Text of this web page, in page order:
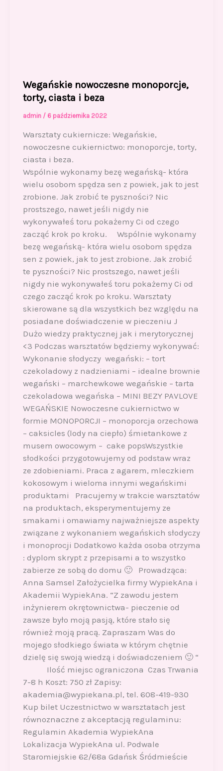
Wegańskie nowoczesne monoporcje,
torty, ciasta i beza
admin / 6 października 2022
Warsztaty cukiernicze: Wegańskie,
nowoczesne cukiernictwo: monoporcje, torty,
ciasta i beza.
Wspólnie wykonamy bezę wegańską- która
wielu osobom spędza sen z powiek, jak to jest
zrobione. Jak zrobić te pyszności? Nic
prostszego, nawet jeśli nigdy nie
wykonywałeś toru pokażemy Ci od czego
zacząć krok po kroku. Wspólnie wykonamy
bezę wegańską- która wielu osobom spędza
sen z powiek, jak to jest zrobione. Jak zrobić
te pyszności? Nic prostszego, nawet jeśli
nigdy nie wykonywałeś toru pokażemy Ci od
czego zacząć krok po kroku. Warsztaty
skierowane są dla wszystkich bez względu na
posiadane doświadczenie w pieczeniu J
Dużo wiedzy praktycznej jak i merytorycznej
<3 Podczas warsztatów będziemy wykonywać:
Wykonanie słodyczy wegański: – tort
czekoladowy z nadzieniami – idealne brownie
wegański – marchewkowe wegańskie – tarta
czekoladowa wegańska – MINI BEZY PAVLOVE
WEGAŃSKIE Nowoczesne cukiernictwo w
formie MONOPORCJI – monoporcja orzechowa
– caksicles (lody na ciepło) śmietankowe z
musem owocowym – cake popsWszystkie
słodkości przygotowujemy od podstaw wraz
ze zdobieniami. Praca z agarem, mleczkiem
kokosowym i wieloma innymi wegańskimi
produktami Pracujemy w trakcie warsztatów
na produktach, eksperymentujemy ze
smakami i omawiamy najważniejsze aspekty
związane z wykonaniem wegańskich słodyczy
i monoprocji Dodatkowo każda osoba otrzyma
: dyplom skrypt z przepisami a to wszystko
zabierze ze sobą do domu 🙂 Prowadząca:
Anna Samsel Założycielka firmy WypiekAna i
Akademii WypiekAna. “Z zawodu jestem
inżynierem okrętownictwa- pieczenie od
zawsze było moją pasją, które stało się
również moją pracą. Zapraszam Was do
mojego słodkiego świata w którym chętnie
dzielę się swoją wiedzą i doświadczeniem 🙂 “
Ilość miejsc ograniczona Czas Trwania
7-8 h Koszt: 750 zł Zapisy:
akademia@wypiekana.pl, tel. 608-419-930
Kup bilet Uczestnictwo w warsztatach jest
równoznaczne z akceptacją regulaminu:
Regulamin Akademia WypiekAna
Lokalizacja WypiekAna ul. Podwale
Staromiejskie 62/68a Gdańsk Śródmieście